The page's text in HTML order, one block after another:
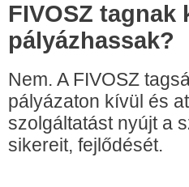
FIVOSZ
pályázhassak?
Nem. A FIVOSZ
pályázaton kívül és
szolgáltatást nyújt a
sikereit, fejlődését.